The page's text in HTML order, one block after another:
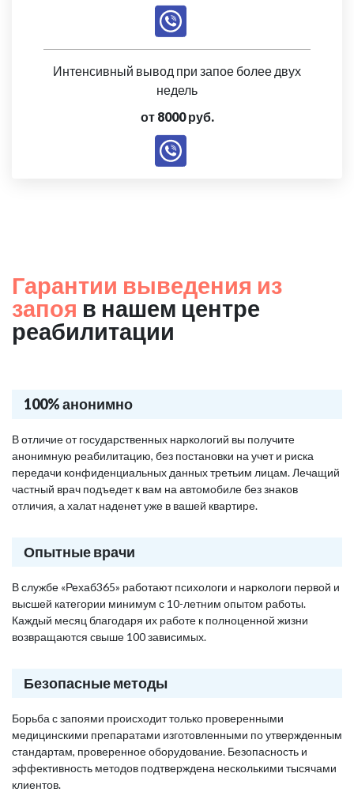
Интенсивный вывод при запое более двух
недель
от 8000 руб.
Гарантии выведения из
запоя в нашем центре
реабилитации
100% анонимно
В отличие от государственных наркологий вы получите
анонимную реабилитацию, без постановки на учет и риска
передачи конфиденциальных данных третьим лицам. Лечащий
частный врач подъедет к вам на автомобиле без знаков
отличия, а халат наденет уже в вашей квартире.
Опытные врачи
В службе «Рехаб365» работают психологи и наркологи первой и
высшей категории минимум с 10-летним опытом работы.
Каждый месяц благодаря их работе к полноценной жизни
возвращаются свыше 100 зависимых.
Безопасные методы
Борьба с запоями происходит только проверенными
медицинскими препаратами изготовленными по утвержденным
стандартам, проверенное оборудование. Безопасность и
эффективность методов подтверждена несколькими тысячами
клиентов.